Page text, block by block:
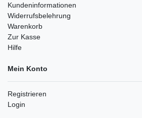
Kundeninformationen
Widerrufsbelehrung
Warenkorb
Zur Kasse
Hilfe
Mein Konto
Registrieren
Login